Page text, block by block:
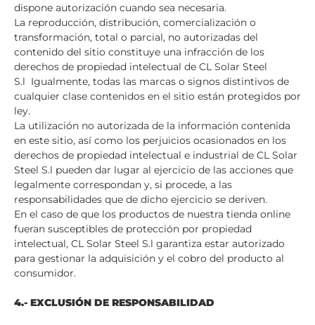
dispone autorización cuando sea necesaria.
La reproducción, distribución, comercialización o
transformación, total o parcial, no autorizadas del
contenido del sitio constituye una infracción de los
derechos de propiedad intelectual de CL Solar Steel
S.l Igualmente, todas las marcas o signos distintivos de
cualquier clase contenidos en el sitio están protegidos por
ley.
La utilización no autorizada de la información contenida
en este sitio, así como los perjuicios ocasionados en los
derechos de propiedad intelectual e industrial de CL Solar
Steel S.l pueden dar lugar al ejercicio de las acciones que
legalmente correspondan y, si procede, a las
responsabilidades que de dicho ejercicio se deriven.
En el caso de que los productos de nuestra tienda online
fueran susceptibles de protección por propiedad
intelectual, CL Solar Steel S.l garantiza estar autorizado
para gestionar la adquisición y el cobro del producto al
consumidor.
4.- EXCLUSIÓN DE RESPONSABILIDAD